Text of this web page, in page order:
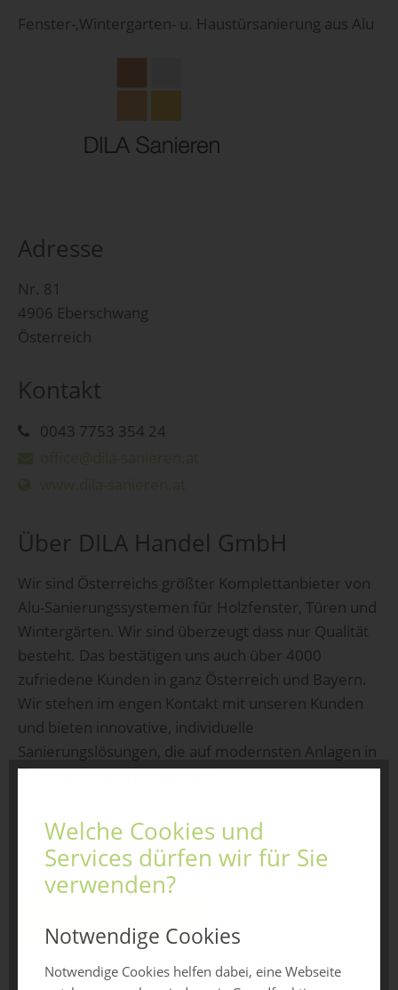
Fenster-,Wintergarten- u. Haustürsanierung aus Alu
Adresse
Nr. 81
4906 Eberschwang
Österreich
Kontakt
0043 7753 354 24
Über DILA Handel GmbH
Wir sind Österreichs größter Komplettanbieter von
Alu-Sanierungssystemen für Holzfenster, Türen und
Wintergärten. Wir sind überzeugt dass nur Qualität
besteht. Das bestätigen uns auch über 4000
zufriedene Kunden in ganz Österreich und Bayern.
Wir stehen im engen Kontakt mit unseren Kunden
und bieten innovative, individuelle
Sanierungslösungen, die auf modernsten Anlagen in
Österreich gefertigt werden.
Welche Cookies und
Services dürfen wir für Sie
verwenden?
Notwendige Cookies
Notwendige Cookies helfen dabei, eine Webseite